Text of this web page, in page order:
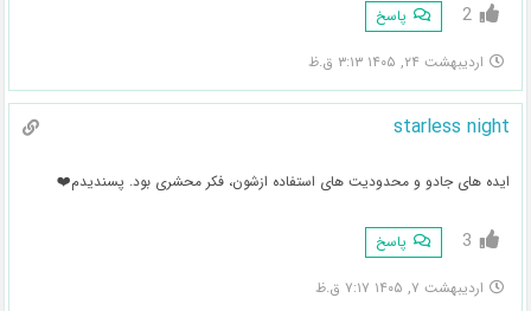
2 پاسخ
اردیبهشت ۲۴, ۱۴۰۵ ۳:۱۳ ق.ظ
starless night
ایده های جادو و محدودیت های استفاده ازشون، فکر محشری بود. پسندیدم❤️
3 پاسخ
اردیبهشت ۷, ۱۴۰۵ ۷:۱۷ ق.ظ